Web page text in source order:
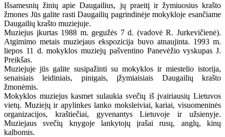
Išsamesnių žinių apie Daugailius, jų praeitį ir žymiuosius krašto
žmones Jūs galite rasti Daugailių pagrindinėje mokykloje esančiame
Daugailių krašto muziejuje.
Muziejus įkurtas 1988 m. gegužės 7 d. (vadovė R. Jurkevičienė).
Atgimimo metais muziejaus ekspozicija buvo atnaujinta. 1993 m.
liepos 11 d. mokyklos muziejų pašventino Panevėžio vyskupas J.
Preikšas.
Muziejuje jūs galite susipažinti su mokyklos ir miestelio istorija,
senaisiais leidiniais, pinigais, įžymiaisiais Daugailių krašto
žmonėmis.
Mokyklos muziejus kasmet sulaukia svečių iš įvairiausių Lietuvos
vietų. Muziejų ir apylinkes lanko moksleiviai, kariai, visuomeninės
organizacijos, kraštiečiai, gyvenantys Lietuvoje ir užsienyje.
Muziejaus svečių knygoje lankytojų įrašai rusų, anglų, kinų
kalbomis.